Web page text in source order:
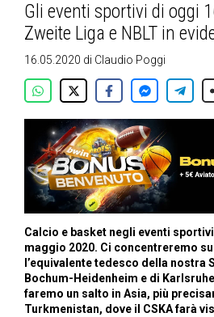
Gli eventi sportivi di oggi
Zweite Liga e NBLT in
16.05.2020 di Claudio Poggi
Calcio e basket negli eventi
maggio 2020. Ci concentreremo
l’equivalente tedesco della nostra
Bochum-Heidenheim e di
faremo un salto in Asia, più
Turkmenistan, dove il CSKA farà